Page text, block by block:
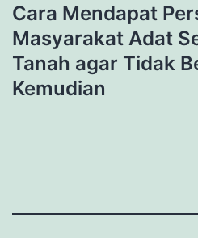
Cara Mendapat
Masyarakat Adat
Tanah agar Tidak
Kemudian